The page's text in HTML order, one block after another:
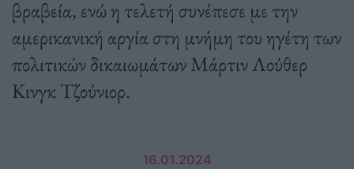
βραβεία, ενώ η τελετή συνέπεσε με την
αμερικανική αργία στη μνήμη του ηγέτη των
πολιτικών δικαιωμάτων Μάρτιν Λούθερ
Κινγκ Τζούνιορ.
16.01.2024